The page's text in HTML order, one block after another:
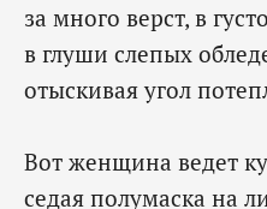
за много верст, в
в глуши слепых
отыскивая угол
Вот женщина ведет
седая полумаска на